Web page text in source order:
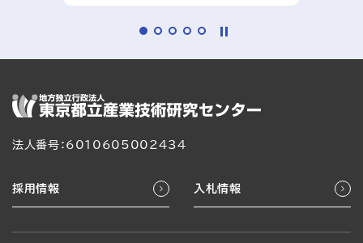
法人番号：6010605002434
採用情報 入札情報